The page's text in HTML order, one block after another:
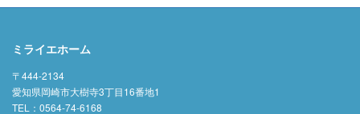
ミライエホーム
〒444-2134
愛知県岡崎市大樹寺3丁目16番地1
TEL：0564-74-6168